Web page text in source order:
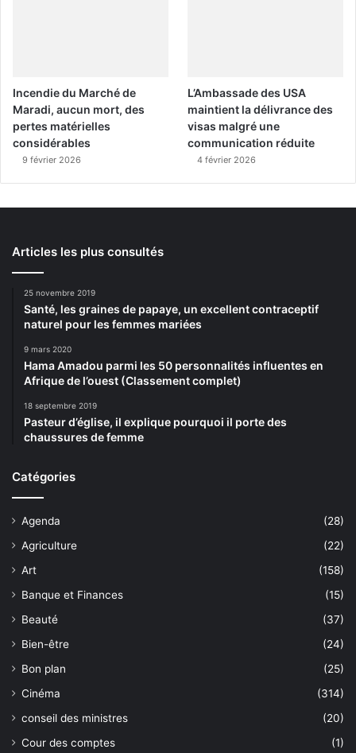
Incendie du Marché de
Maradi, aucun mort, des
pertes matérielles
considérables
9 février 2026
L’Ambassade des USA
maintient la délivrance des
visas malgré une
communication réduite
4 février 2026
Articles les plus consultés
25 novembre 2019
Santé, les graines de papaye, un excellent contraceptif
naturel pour les femmes mariées
9 mars 2020
Hama Amadou parmi les 50 personnalités influentes en
Afrique de l’ouest (Classement complet)
18 septembre 2019
Pasteur d’église, il explique pourquoi il porte des
chaussures de femme
Catégories
Agenda
(28)
Agriculture
(22)
Art
(158)
Banque et Finances
(15)
Beauté
(37)
Bien-être
(24)
Bon plan
(25)
Cinéma
(314)
conseil des ministres
(20)
Cour des comptes
(1)